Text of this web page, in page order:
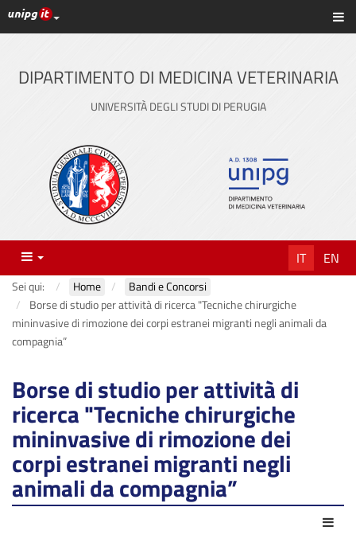
Vai
al
principale
Link ai principali servizi web di Ateneo
DIPARTIMENTO DI MEDICINA VETERINARIA
UNIVERSITÀ DEGLI STUDI DI PERUGIA
Menu IT EN
Sei qui: Home
Bandi e Concorsi
Borse di studio per attività di ricerca "Tecniche chirurgiche
mininvasive di rimozione dei corpi estranei migranti negli animali da
compagnia”
Borse di studio per attività di
ricerca "Tecniche chirurgiche
mininvasive di rimozione dei
corpi estranei migranti negli
animali da compagnia”